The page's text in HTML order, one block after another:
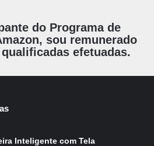
do Programa de
sou remunerado
efetuadas.
Inteligente com Tela